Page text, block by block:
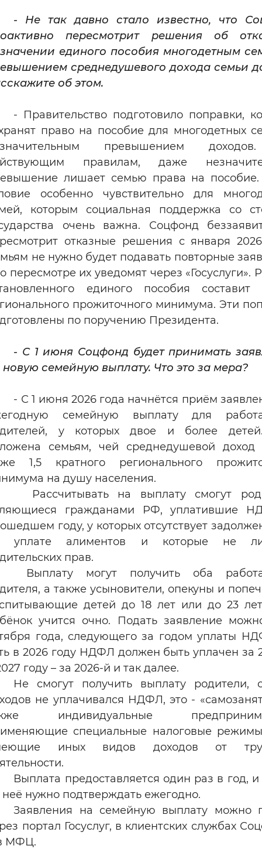
- Не так давно стало известно, что
пересмотрит решения об
единого пособия многодетным
среднедушевого дохода семьи
об этом.
- Правительство подготовило поправки,
право на пособие для многодетных
превышением
правилам, даже
лишает семью права на пособие.
особенно чувствительно для
которым социальная поддержка со
очень важна. Соцфонд
отказные решения с января
не нужно будет подавать повторные
пересмотре их уведомят через «Госуслуги».
единого пособия
прожиточного минимума. Эти
по поручению Президента.
- С 1 июня Соцфонд будет принимать
новую семейную выплату. Что это за мера?
- С 1 июня 2026 года начнётся приём
семейную выплату для
у которых двое и более
семьям, чей среднедушевой доход
1,5 кратного регионального
на душу населения.
Рассчитывать на выплату смогут
гражданами РФ, уплатившие
году, у которых отсутствует
уплате алиментов и которые не
прав.
Выплату могут получить оба
а также усыновители, опекуны и
детей до 18 лет или до 23
учится очно. Подать заявление
года, следующего за годом уплаты
в 2026 году НДФЛ должен быть уплачен за
году – за 2026-й и так далее.
Не смогут получить выплату родители,
не уплачивался НДФЛ, это -
индивидуальные
специальные налоговые
иных видов доходов от
Выплата предоставляется один раз в год,
неё нужно подтверждать ежегодно.
Заявления на семейную выплату можно
портал Госуслуг, в клиентских службах
МФЦ.